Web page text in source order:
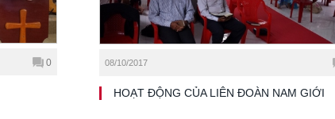
0 08/10/2017
HOẠT ĐỘNG CỦA LIÊN ĐOÀN NAM GIỚI